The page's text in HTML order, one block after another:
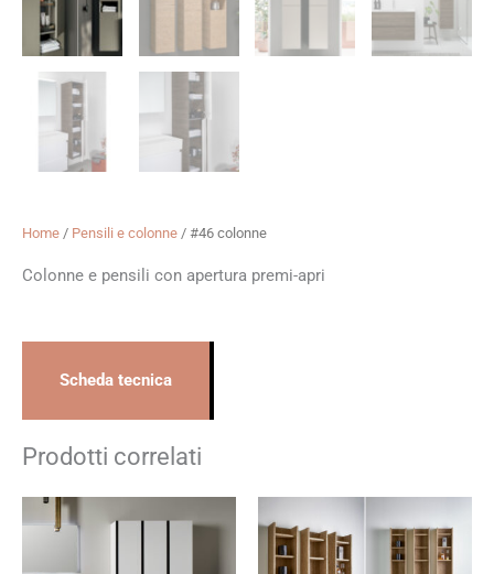
Home / Pensili e colonne / #46 colonne
Colonne e pensili con apertura premi-apri
Scheda tecnica
Prodotti correlati